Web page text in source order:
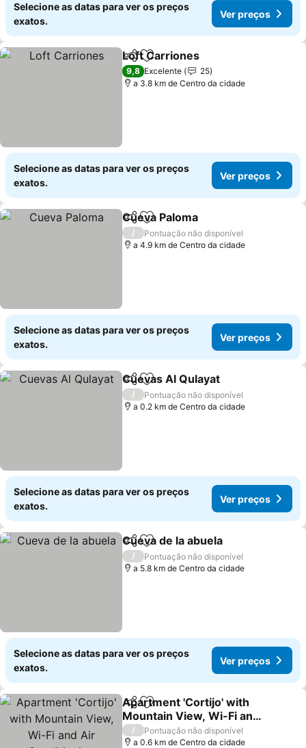
Selecione as datas para ver os preços
exatos.
Ver preços
PartilharAdicionar aos favoritos
Loft Carriones
9,8 Excelente
25
a 3.8 km de Centro da cidade
Selecione as datas para ver os preços
exatos.
Ver preços
PartilharAdicionar aos favoritos
Cueva Paloma
/
Pontuação não disponível
a 4.9 km de Centro da cidade
Selecione as datas para ver os preços
exatos.
Ver preços
PartilharAdicionar aos favoritos
Cuevas Al Qulayat
/
Pontuação não disponível
a 0.2 km de Centro da cidade
Selecione as datas para ver os preços
exatos.
Ver preços
PartilharAdicionar aos favoritos
Cueva de la abuela
/
Pontuação não disponível
a 5.8 km de Centro da cidade
Selecione as datas para ver os preços
exatos.
Ver preços
PartilharAdicionar aos favoritos
Apartment 'Cortijo' with
Mountain View, Wi-Fi and
Air Conditioning
/
Pontuação não disponível
a 0.6 km de Centro da cidade